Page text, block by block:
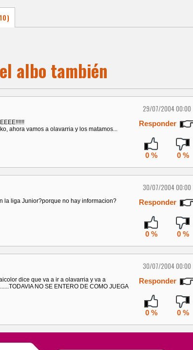
albo también
29/07/2004 00:00
ahora vamos a olavarria y los matamos...
Responder
0 % 0 %
30/07/2004 00:00
la liga Junior?porque no hay informacion? Responder
0 % 0 %
30/07/2004 00:00
dice que va a ir a olavarria y va a
NO SE ENTERO DE COMO JUEGA
Responder
0 % 0 %